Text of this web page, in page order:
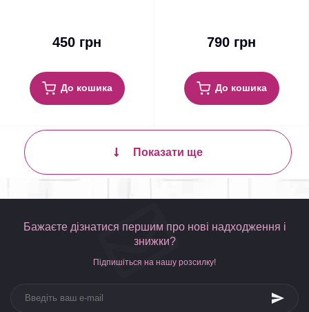
450 грн
До кошика
790 грн
До кошика
Показати ще
Бажаєте дізнатися першим про нові надходження і
знижки?
Підпишіться на нашу розсилку!